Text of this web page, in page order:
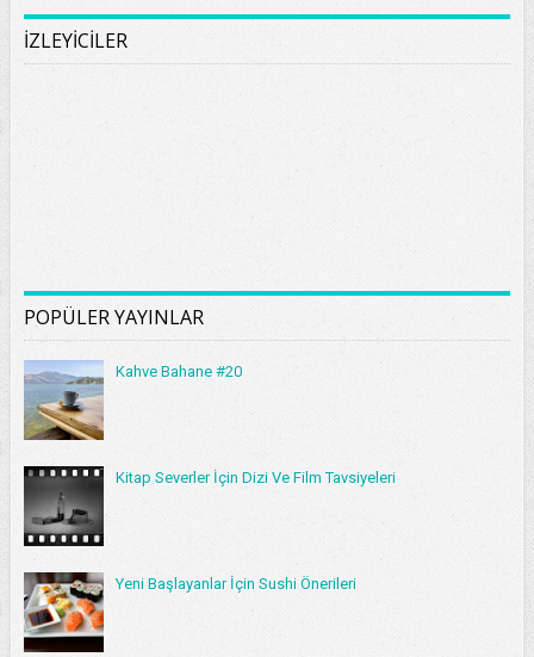
İZLEYİCİLER
POPÜLER YAYINLAR
Kahve Bahane #20
Kitap Severler İçin Dizi Ve Film Tavsiyeleri
Yeni Başlayanlar İçin Sushi Önerileri